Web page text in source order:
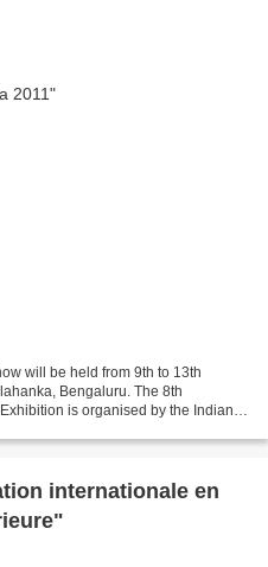
will be held from 9th to 13th
Bengaluru. The 8th
is organised by the Indian
internationale en